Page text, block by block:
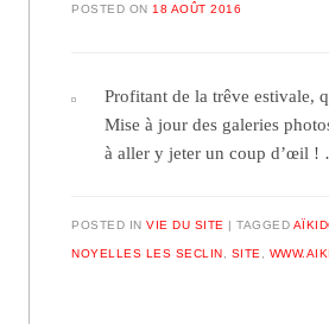
POSTED ON 18 AOÛT 2016
Profitant de la trêve estivale,
Mise à jour des galeries
à aller y jeter un coup d’œil
POSTED INVIE DU SITE TAGGED
NOYELLES LES SECLIN , SITE,